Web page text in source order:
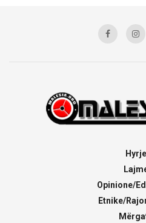
Hyrje
Opinione/
Etnike/